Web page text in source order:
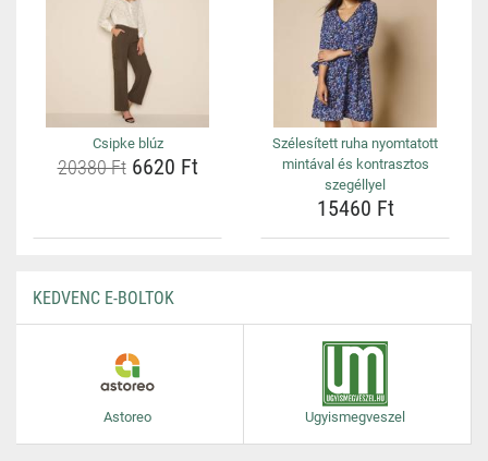
Csipke blúz
20380 Ft6620 Ft
Szélesített ruha nyomtatott
mintával és kontrasztos
szegéllyel
15460 Ft
KEDVENC E-BOLTOK
Astoreo Ugyismegveszel